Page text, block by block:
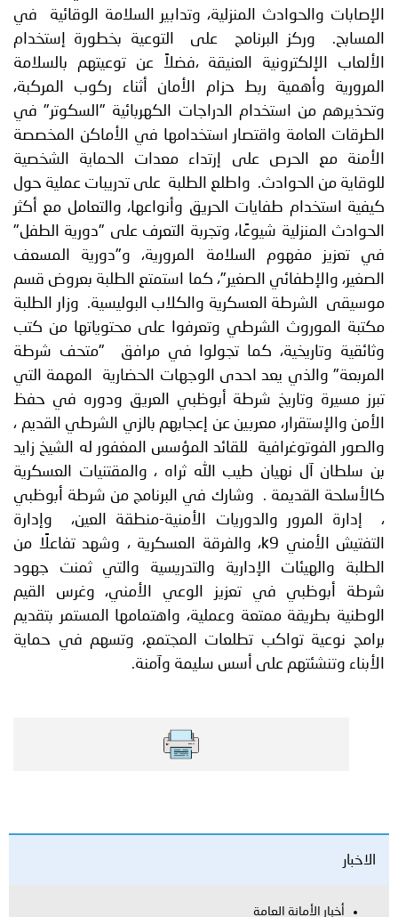
الإصابات والحوادث المنزلية، وتدابير السلامة الوقائية في
المسابح. وركز البرنامج على التوعية بخطورة إستخدام
الألعاب الإلكترونية العنيقة ،فضلاً عن توعيتهم بالسلامة
المرورية وأهمية ربط حزام الأمان أثناء ركوب المركبة،
وتحذيرهم من استخدام الدراجات الكهربائية "السكوتر" في
الطرقات العامة واقتصار استخدامها في الأماكن المخصصة
الأمنة مع الحرص على إرتداء معدات الحماية الشخصية
للوقاية من الحوادث. واطلع الطلبة على تدريبات عملية حول
كيفية استخدام طفايات الحريق وأنواعها، والتعامل مع أكثر
الحوادث المنزلية شيوعًا، وتجربة التعرف على "دورية الطفل"
في تعزيز مفهوم السلامة المرورية، و"دورية المسعف
الصغير، والإطفائي الصغير"، كما استمتع الطلبة بعروض قسم
موسيقى الشرطة العسكرية والكلاب البوليسية. وزار الطلبة
مكتبة الموروث الشرطي وتعرفوا على محتوياتها من كتب
وثائقية وتاريخية، كما تجولوا في مرافق "متحف شرطة
المربعة" والذي يعد احدى الوجهات الحضارية المهمة التي
تبرز مسيرة وتاريخ شرطة أبوظبي العريق ودوره في حفظ
الأمن والإستقرار، معربين عن إعجابهم بالزي الشرطي القديم ،
والصور الفوتوغرافية للقائد المؤسس المغفور له الشيخ زايد
بن سلطان آل نهيان طيب الله ثراه ، والمقتنيات العسكرية
كالأسلحة القديمة . وشارك في البرنامج من شرطة أبوظبي
، إدارة المرور والدوريات الأمنية-منطقة العين، وإدارة
التفتيش الأمني k9، والفرقة العسكرية ، وشهد تفاعلًا من
الطلبة والهيئات الإدارية والتدريسية والتي ثمنت جهود
شرطة أبوظبي في تعزيز الوعي الأمني، وغرس القيم
الوطنية بطريقة ممتعة وعملية، واهتمامها المستمر بتقديم
برامج نوعية تواكب تطلعات المجتمع، وتسهم في حماية
الأبناء وتنشئتهم على أسس سليمة وآمنة.
الاخبار
أخبار الأمانة العامة